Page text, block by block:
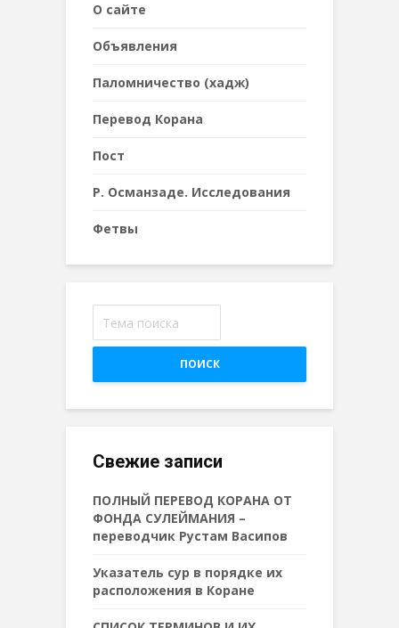
О сайте
Объявления
Паломничество (хадж)
Перевод Корана
Пост
Р. Османзаде. Исследования
Фетвы
ПОИСК
Свежие записи
ПОЛНЫЙ ПЕРЕВОД КОРАНА ОТ
ФОНДА СУЛЕЙМАНИЯ –
переводчик Рустам Васипов
Указатель сур в порядке их
расположения в Коране